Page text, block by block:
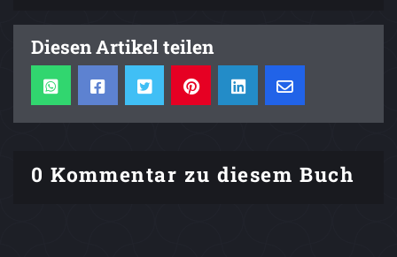
Diesen Artikel teilen
0 Kommentar zu diesem Buch